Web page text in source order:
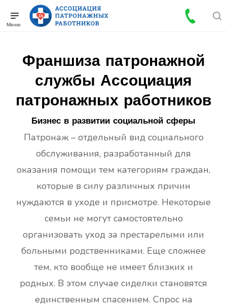
Франшиза патронажной
службы Ассоциация
патронажных работников
Бизнес в развитии социальной сферы
Патронаж – отдельный вид социального
обслуживания, разработанный для
оказания помощи тем категориям граждан,
которые в силу различных причин
нуждаются в уходе и присмотре. Некоторые
семьи не могут самостоятельно
организовать уход за престарелыми или
больными родственниками. Еще сложнее
тем, кто вообще не имеет близких и
родных. В этом случае сиделки становятся
единственным спасением. Спрос на